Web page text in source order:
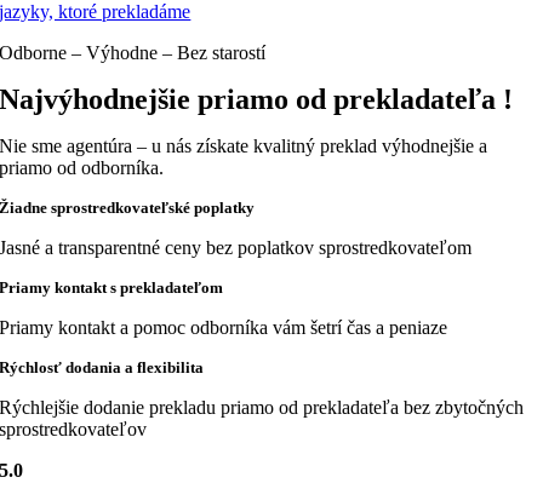
jazyky, ktoré prekladáme
Odborne – Výhodne – Bez starostí
Najvýhodnejšie priamo od prekladateľa !
Nie sme agentúra – u nás získate kvalitný preklad výhodnejšie a
priamo od odborníka.
Žiadne sprostredkovateľské poplatky
Jasné a transparentné ceny bez poplatkov sprostredkovateľom
Priamy kontakt s prekladateľom
Priamy kontakt a pomoc odborníka vám šetrí čas a peniaze
Rýchlosť dodania a flexibilita
Rýchlejšie dodanie prekladu priamo od prekladateľa bez zbytočných
sprostredkovateľov
5.0